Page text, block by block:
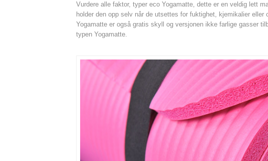
Vurdere alle faktor, typer eco Yogamatte, dette er en veldig lett
holder den opp selv når de utsettes for fuktighet, kjemikalier
Yogamatte er også gratis skyll og versjonen ikke farlige gasser
typen Yogamatte.